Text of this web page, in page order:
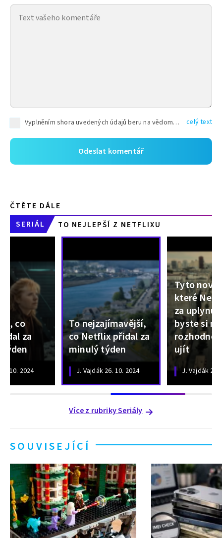
Vyplněním shora uvedených údajů beru na vědomí, že společnost TEXT FACTORY s.r.o., sídlem Brno, Durďákova 336/29, Černá Pole, PSČ: 613 00, IČ: 06157831, zapsané u Krajského soudu v Brně, oddíl C, vložka 100399, bude zpracovávat mé osobní údaje uvedené v rámci mnou vyplněného registračního formuláře na základě oprávněných zájmů TEXT FACTORY s.r.o. dle čl. 6 odst. 1 písm. f) GDPR a pro splnění právních povinností (čl. 6 odst. 1 písm. c) GDPR), a to pro tyto účely: nezbytnost zajistit oprávnění návštěvníka webových stránek provozovaných společností TEXT FACTORY s.r.o. přispívat aktivně ke zveřejněným článkům nebo v rámci diskusních fór a výkon práv TEXT FACTORY s.r.o. jako administrátora těchto diskusních fór. Více informací o zpracování osobních údajů a právech lze nalézt v celý text
ČTĚTE DÁLE
SERIÁL
TO NEJLEPŠÍ Z NETFLIXU
co
za
10. 2024
To nejzajímavější,
co Netflix přidal za
minulý týden
J. Vajdák 26. 10. 2024
Tyto
které
za
byste si
rozhodně
ujít
J. Vajdák 2.
Více z rubriky Seriály
SOUVISEJÍCÍ